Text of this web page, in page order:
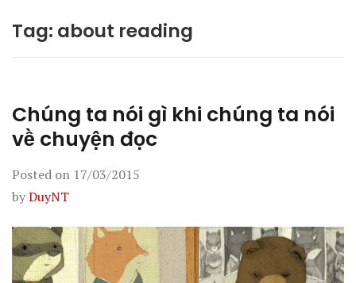
Tag: about reading
Chúng ta nói gì khi chúng ta nói
về chuyện đọc
Posted on 17/03/2015
byDuyNT